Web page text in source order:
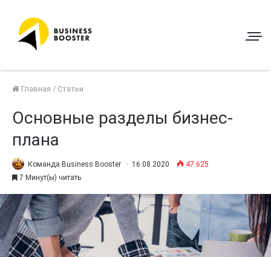
Главная / Статьи
Основные разделы бизнес-
плана
Команда Business Booster 16.08.2020
47 625
7 Минут(ы) читать